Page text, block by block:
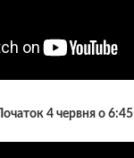
4 червня о 6:45